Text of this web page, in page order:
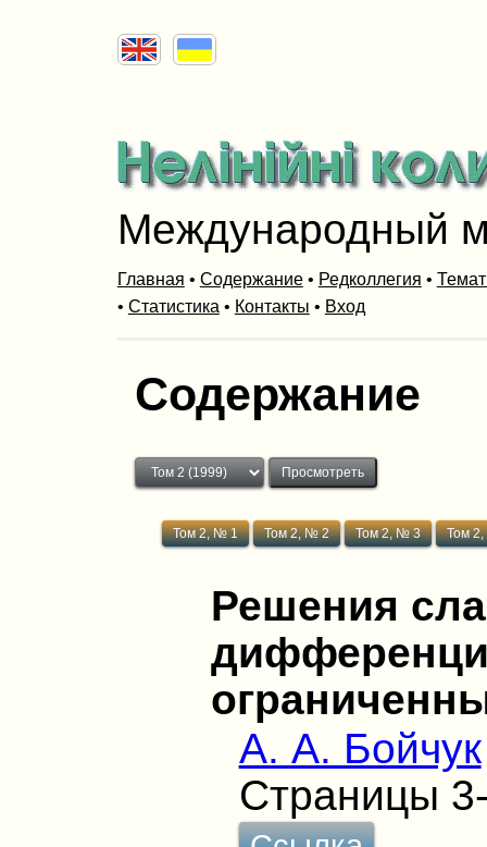
Международный
Главная • Содержание• Редколлегия •
• Статистика • Контакты • Вход
Содержание
Том 2, № 1 Том 2, № 2 Том 2, № 3 Том
Решения
А. А. Бойчук
Страницы